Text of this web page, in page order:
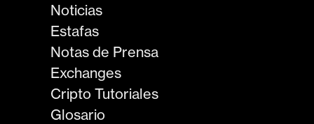
Noticias
Estafas
Notas de Prensa
Exchanges
Cripto Tutoriales
Glosario